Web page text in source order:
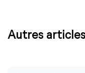
Autres